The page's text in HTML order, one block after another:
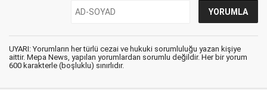
UYARI: Yorumların her türlü cezai ve hukuki sorumluluğu yazan kişiye
aittir. Mepa News, yapılan yorumlardan sorumlu değildir. Her bir yorum
600 karakterle (boşluklu) sınırlıdır.